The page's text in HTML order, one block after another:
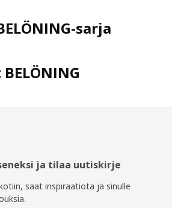
sarja
ja tilaa uutiskirje
saat inspiraatiota ja sinulle